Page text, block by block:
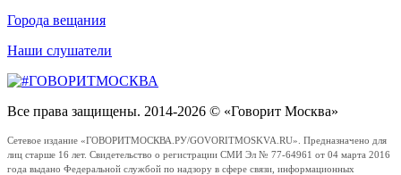
Города вещания
Наши слушатели
Все права защищены. 2014-2026 © «Говорит Москва»
Сетевое издание «ГОВОРИТМОСКВА.РУ/GOVORITMOSKVA.RU». Предназначено для
лиц старше 16 лет. Свидетельство о регистрации СМИ Эл № 77-64961 от 04 марта 2016
года выдано Федеральной службой по надзору в сфере связи, информационных